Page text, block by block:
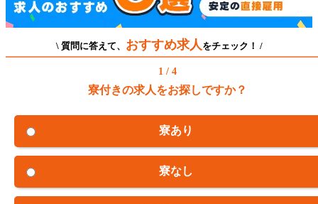
\ 質問に答えて、 おすすめ求人 をチェック！ /
1 / 4
寮付きの求人をお探しですか？
寮あり
寮なし